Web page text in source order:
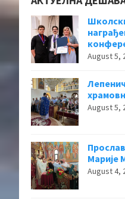
August 5,
August 5,
Марије
August 4,